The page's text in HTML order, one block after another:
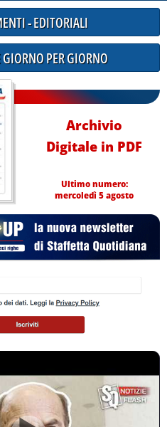
- EDITORIALI
GIORNO PER GIORNO
Archivio
Digitale in PDF
Ultimo numero:
mercoledì 5 agosto